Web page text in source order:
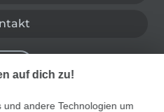
auf dich zu!
und andere Technologien um